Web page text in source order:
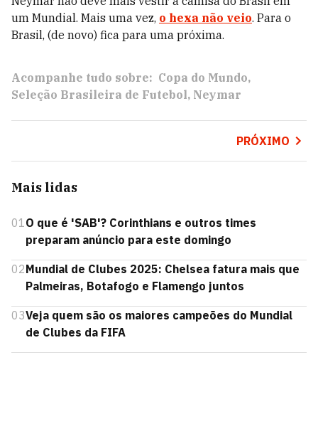
um Mundial. Mais uma vez, o hexa não veio. Para o
Brasil, (de novo) fica para uma próxima.
Acompanhe tudo sobre: Copa do Mundo
Seleção Brasileira de Futebol Neymar
PRÓXIMO
Mais lidas
01 O que é 'SAB'? Corinthians e outros times
preparam anúncio para este domingo
02Mundial de Clubes 2025: Chelsea fatura mais que
Palmeiras, Botafogo e Flamengo juntos
03Veja quem são os maiores campeões do Mundial
de Clubes da FIFA